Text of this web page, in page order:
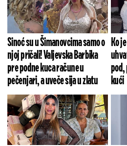
Sinoć su u Šimanovcima samo o
njoj pričali! Valjevska Barbika
pre podne kuca račune u
pečenjari, a uveče sija u zlatu
Ko
pod,
kući